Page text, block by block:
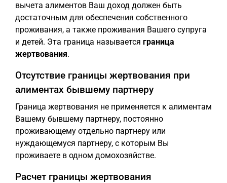
вычета алиментов Ваш доход должен быть
достаточным для обеспечения собственного
проживания, а также проживания Вашего супруга
и детей. Эта граница называется граница
жертвования.
Отсутствие границы жертвования при
алиментах бывшему партнеру
Граница жертвования не применяется к алиментам
Вашему бывшему партнеру, постоянно
проживающему отдельно партнеру или
нуждающемуся партнеру, с которым Вы
проживаете в одном домохозяйстве.
Расчет границы жертвования